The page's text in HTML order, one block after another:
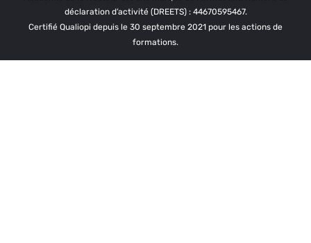
déclaration d’activité (DREETS) : 44670595467.
Certifié Qualiopi depuis le 30 septembre 2021 pour les actions de
formations.